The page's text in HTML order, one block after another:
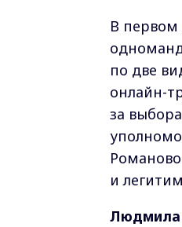
В первом
по две
онлайн-
за
и
Людмила